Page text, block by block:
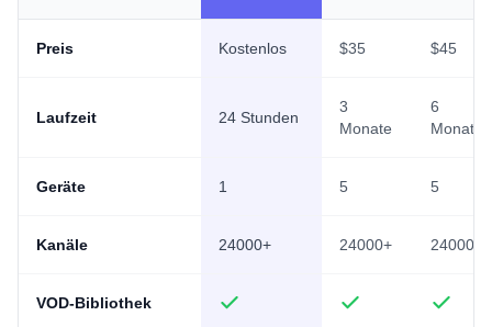
Preis Kostenlos $35 $45
Laufzeit 24 Stunden
3
Monate
6
Monate
Geräte 1 5 5
Kanäle 24000+ 24000+ 24000+
VOD-Bibliothek